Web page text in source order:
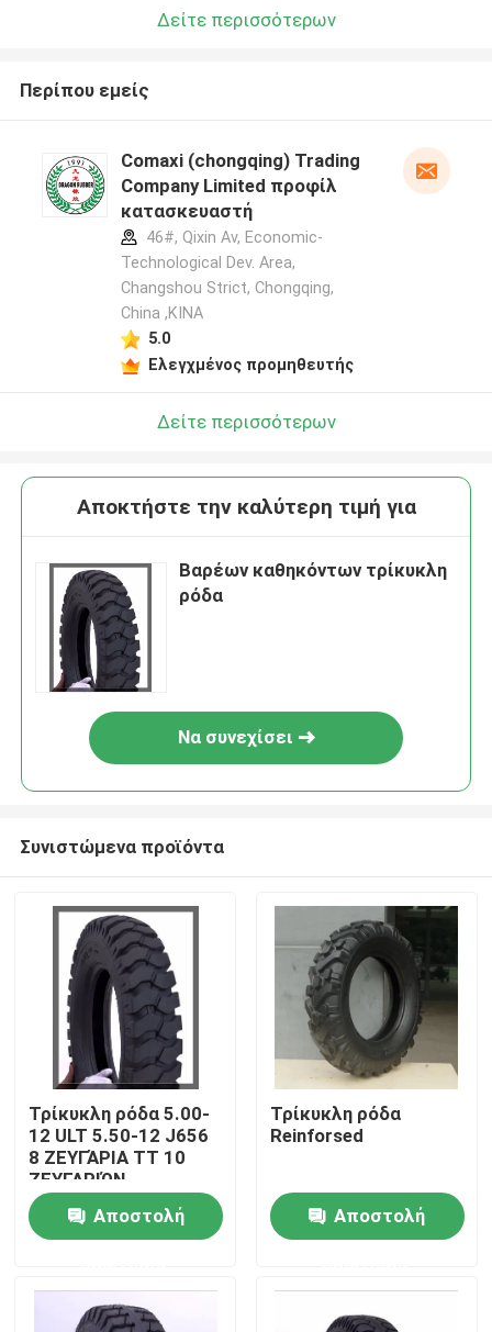
Αρχική Σελίδα
Σχετικά με εμάς
Δείτε περισσότερων
Περίπου εμείς
Comaxi (chongqing) Trading
Company Limited προφίλ
κατασκευαστή
46#, Qixin Av, Economic-
Technological Dev. Area,
Changshou Strict, Chongqing,
China ,ΚΙΝΑ
5.0
Ελεγχμένος προμηθευτής
Δείτε περισσότερων
Αποκτήστε την καλύτερη τιμή για
Βαρέων καθηκόντων τρίκυκλη
ρόδα
Να συνεχίσει
Συνιστώμενα προϊόντα
Τρίκυκλη ρόδα 5.00-
12 ULT 5.50-12 J656
8 ΖΕΥΓΆΡΙΑ TT 10
ΖΕΥΓΑΡΙΏΝ
πολλαπλάσιες
επιθετικές διπλές
αθλητικές ρόδες
Αποστολή
Τρίκυκλη ρόδα
Reinforsed
Αποστολή